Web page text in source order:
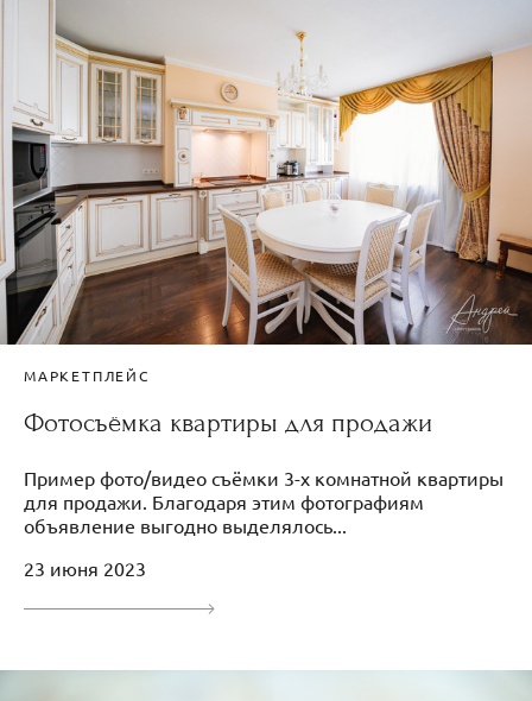
МАРКЕТПЛЕЙС
Фотосъёмка квартиры для продажи
Пример фото/видео съёмки 3-х комнатной квартиры
для продажи. Благодаря этим фотографиям
объявление выгодно выделялось...
23 июня 2023